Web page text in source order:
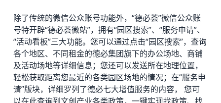
除了传统的微信公众账号功能外，“德必荟”微信公众账
号特开辟“德必荟微站”，拥有“园区搜索”、“服务申请”、
“活动看板”三大功能。您可以通过点击“园区搜索”，查询
各个地区、不同租金的德必集团旗下的办公场地、商铺
及活动场地等详细信息；您还可以发送所在地理位置，
轻松获取距离您最近的各类园区场地的情况；在“服务申
请”版块，详细罗列了德必七大增值服务的内容， 您可
以在此查询到文创产业各类政策，一键实现找政策、找